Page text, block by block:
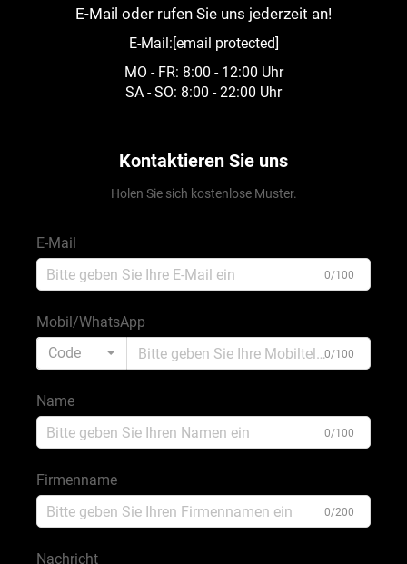
E-Mail oder rufen Sie uns jederzeit an!
E-Mail:[email protected]
MO - FR: 8:00 - 12:00 Uhr
SA - SO: 8:00 - 22:00 Uhr
Kontaktieren Sie uns
Holen Sie sich kostenlose Muster.
E-Mail
0/100
Mobil/WhatsApp
Code
0/100
Name
0/100
Firmenname
0/200
Nachricht